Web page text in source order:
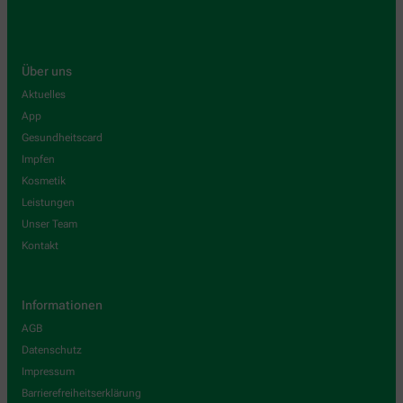
Über uns
Aktuelles
App
Gesundheitscard
Impfen
Kosmetik
Leistungen
Unser Team
Kontakt
Informationen
AGB
Datenschutz
Impressum
Barrierefreiheitserklärung